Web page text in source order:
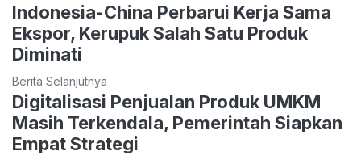
Indonesia-China Perbarui Kerja Sama
Ekspor, Kerupuk Salah Satu Produk
Diminati
Berita Selanjutnya
Digitalisasi Penjualan Produk UMKM
Masih Terkendala, Pemerintah Siapkan
Empat Strategi